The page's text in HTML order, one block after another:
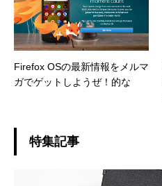
Firefox OSの最新情報をメルマ
ガでゲットしようぜ！的な
特集記事